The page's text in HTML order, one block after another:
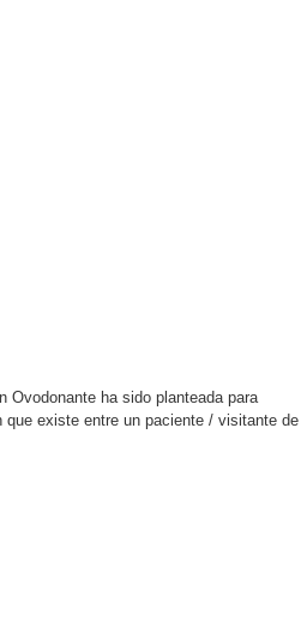
Ovodonante ha sido planteada para
que existe entre un paciente / visitante de